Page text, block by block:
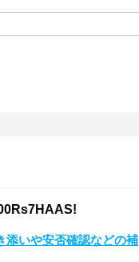
添いや安否確認などの補